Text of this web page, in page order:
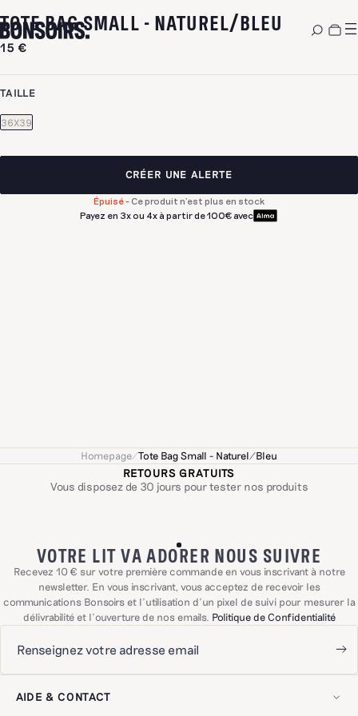
TOTE BAG SMALL - NATUREL/BLEU
15 €
TAILLE
36X39
CRÉER UNE ALERTE
Épuisé- Ce produit n’est plus en stock
Payez en 3x ou 4x à partir de 100€ avec
Homepage/Tote Bag Small - Naturel/Bleu
RETOURS GRATUITS
Vous disposez de 30 jours pour tester nos produits
VOTRE LIT VA ADORER NOUS SUIVRE
Recevez 10 € sur votre première commande en vous inscrivant à notre
newsletter. En vous inscrivant, vous acceptez de recevoir les
communications Bonsoirs et l'utilisation d'un pixel de suivi pour mesurer la
délivrabilité et l'ouverture de nos emails. Politique de Confidentialité
AIDE & CONTACT